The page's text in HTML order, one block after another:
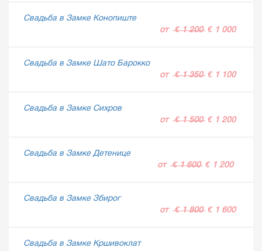
Свадьба в Замке Конопиште
от € 1 200 € 1 000
Свадьба в Замке Шато Барокко
от € 1 350 € 1 100
Свадьба в Замке Сихров
от € 1 500 € 1 200
Свадьба в Замке Детенице
от € 1 600 € 1 200
Свадьба в Замке Збирог
от € 1 800 € 1 600
Свадьба в Замке Кршивоклат